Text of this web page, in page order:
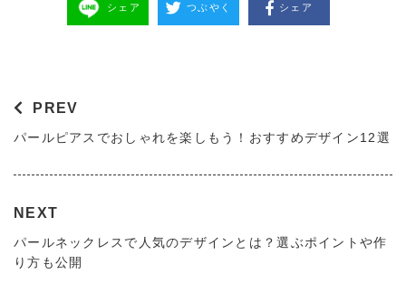
シェア つぶやく シェア
PREV
パールピアスでおしゃれを楽しもう！おすすめデザイン12選
NEXT
パールネックレスで人気のデザインとは？選ぶポイントや作
り方も公開